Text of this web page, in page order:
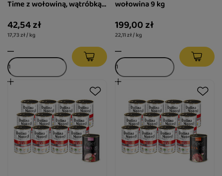
Time z wołowiną, wątróbką z
400 g
42,54 zł
17,73 zł / kg
wołowina 9 kg
199,00 zł
22,11 zł / kg